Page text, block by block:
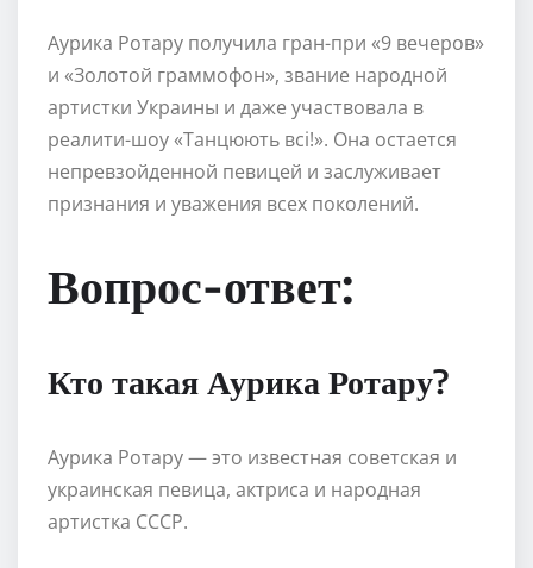
Аурика Ротару получила гран-при «9 вечеров»
и «Золотой граммофон», звание народной
артистки Украины и даже участвовала в
реалити-шоу «Танцюють всі!». Она остается
непревзойденной певицей и заслуживает
признания и уважения всех поколений.
Вопрос-ответ:
Кто такая Аурика Ротару?
Аурика Ротару — это известная советская и
украинская певица, актриса и народная
артистка СССР.